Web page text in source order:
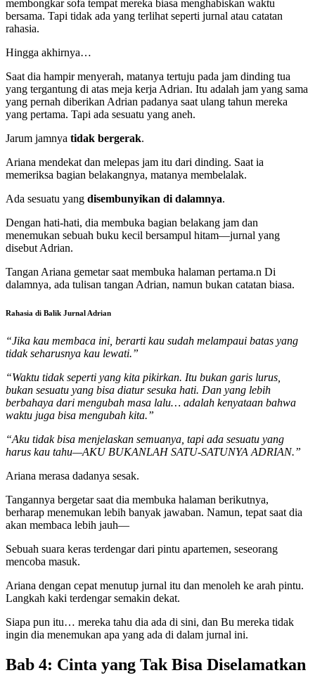
membongkar sofa tempat mereka biasa menghabiskan waktu
bersama. Tapi tidak ada yang terlihat seperti jurnal atau catatan
rahasia.
Hingga akhirnya…
Saat dia hampir menyerah, matanya tertuju pada jam dinding tua
yang tergantung di atas meja kerja Adrian. Itu adalah jam yang sama
yang pernah diberikan Adrian padanya saat ulang tahun mereka
yang pertama. Tapi ada sesuatu yang aneh.
Jarum jamnya tidak bergerak.
Ariana mendekat dan melepas jam itu dari dinding. Saat ia
memeriksa bagian belakangnya, matanya membelalak.
Ada sesuatu yang disembunyikan di dalamnya.
Dengan hati-hati, dia membuka bagian belakang jam dan
menemukan sebuah buku kecil bersampul hitam—jurnal yang
disebut Adrian.
Tangan Ariana gemetar saat membuka halaman pertama.n Di
dalamnya, ada tulisan tangan Adrian, namun bukan catatan biasa.
Rahasia di Balik Jurnal Adrian
“Jika kau membaca ini, berarti kau sudah melampaui batas yang
tidak seharusnya kau lewati.”
“Waktu tidak seperti yang kita pikirkan. Itu bukan garis lurus,
bukan sesuatu yang bisa diatur sesuka hati. Dan yang lebih
berbahaya dari mengubah masa lalu… adalah kenyataan bahwa
waktu juga bisa mengubah kita.”
“Aku tidak bisa menjelaskan semuanya, tapi ada sesuatu yang
harus kau tahu—AKU BUKANLAH SATU-SATUNYA ADRIAN.”
Ariana merasa dadanya sesak.
Tangannya bergetar saat dia membuka halaman berikutnya,
berharap menemukan lebih banyak jawaban. Namun, tepat saat dia
akan membaca lebih jauh—
Sebuah suara keras terdengar dari pintu apartemen, seseorang
mencoba masuk.
Ariana dengan cepat menutup jurnal itu dan menoleh ke arah pintu.
Langkah kaki terdengar semakin dekat.
Siapa pun itu… mereka tahu dia ada di sini, dan Bu mereka tidak
ingin dia menemukan apa yang ada di dalam jurnal ini.
Bab 4: Cinta yang Tak Bisa Diselamatkan